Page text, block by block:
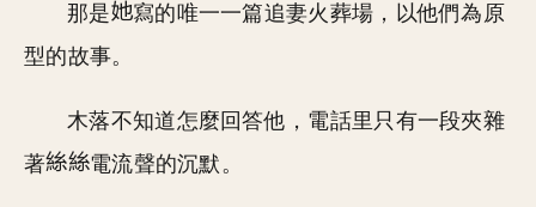
那是
寫的唯一一篇追妻火葬場，以他們為原
型的故事。
木落不知道怎麼回答他，電話里只有一段夾雜
著
電流聲的沉默。